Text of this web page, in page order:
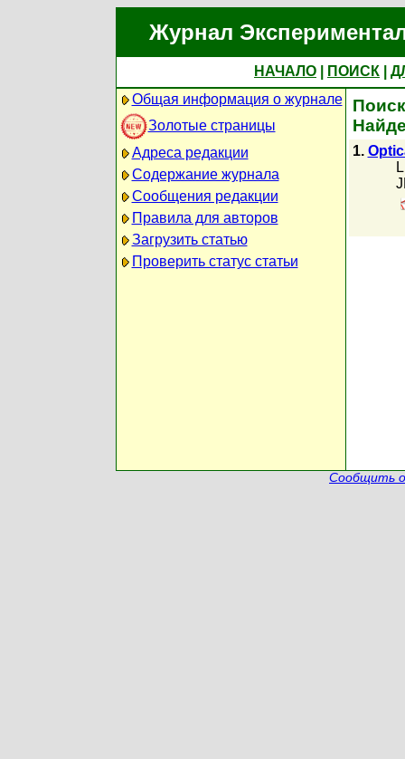
Журнал
НАЧАЛО ПОИСК
Общая информация о журнале
Золотые страницы
Адреса редакции
Содержание журнала
Сообщения редакции
Правила для авторов
Загрузить статью
Проверить статус статьи
1.
Сообщить о